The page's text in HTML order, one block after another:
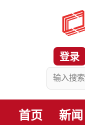
登录
首页 新闻